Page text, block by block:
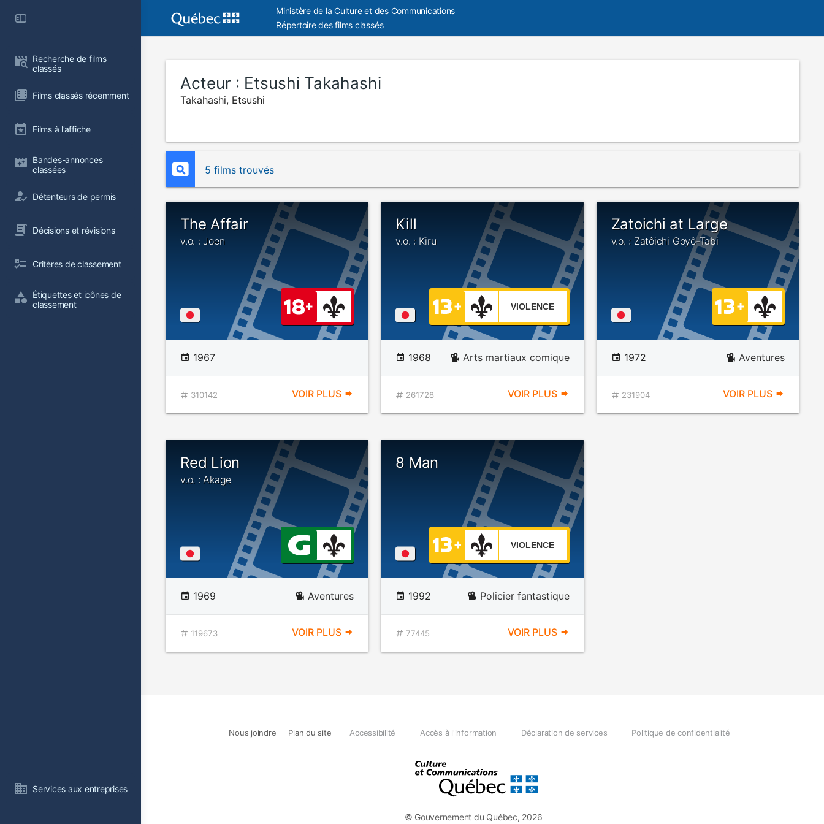
Recherche de films
classés
Films classés récemment
Films à l’affiche
Bandes-annonces
classées
Détenteurs de permis
Décisions et révisions
Critères de classement
Étiquettes et icônes de
classement
Services aux entreprises
Ministère de la Culture et des Communications
Répertoire des films classés
Acteur : Etsushi Takahashi
Takahashi, Etsushi
5 films trouvés
The Affair
v.o. : Joen
1967
310142 VOIR PLUS
Kill
v.o. : Kiru
VIOLENCE
1968 Arts martiaux comique
261728 VOIR PLUS
Zatoichi at Large
v.o. : Zatôichi Goyô-Tabi
1972 Aventures
231904 VOIR PLUS
Red Lion
v.o. : Akage
1969 Aventures
119673 VOIR PLUS
8 Man
VIOLENCE
1992 Policier fantastique
77445 VOIR PLUS
© Gouvernement du Québec, 2026
Nous joindre Plan du site Accessibilité Accès à l'information Déclaration de services Politique de confidentialité